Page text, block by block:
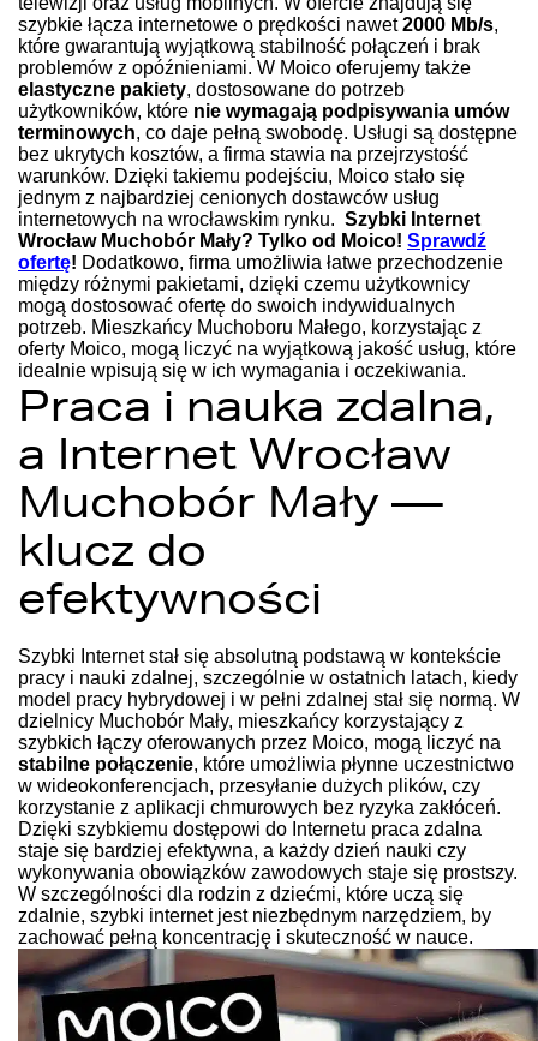
szybkie łącza internetowe o prędkości nawet2000 Mb/s,
które gwarantują wyjątkową stabilność połączeń i brak
problemów z opóźnieniami. W Moico oferujemy także
elastyczne pakiety, dostosowane do potrzeb
użytkowników, które nie wymagają podpisywania umów
terminowych, co daje pełną swobodę. Usługi są dostępne
bez ukrytych kosztów, a firma stawia na przejrzystość
warunków. Dzięki takiemu podejściu, Moico stało się
jednym z najbardziej cenionych dostawców usług
internetowych na wrocławskim rynku. Szybki Internet
Wrocław Muchobór Mały? Tylko od Moico! Sprawdź
ofertę! Dodatkowo, firma umożliwia łatwe przechodzenie
między różnymi pakietami, dzięki czemu użytkownicy
mogą dostosować ofertę do swoich indywidualnych
potrzeb. Mieszkańcy Muchoboru Małego, korzystając z
oferty Moico, mogą liczyć na wyjątkową jakość usług, które
idealnie wpisują się w ich wymagania i oczekiwania.
Praca i nauka zdalna,
a Internet Wrocław
Muchobór Mały —
klucz do
efektywności
Szybki Internet stał się absolutną podstawą w kontekście
pracy i nauki zdalnej, szczególnie w ostatnich latach, kiedy
model pracy hybrydowej i w pełni zdalnej stał się normą. W
dzielnicy Muchobór Mały, mieszkańcy korzystający z
szybkich łączy oferowanych przez Moico, mogą liczyć na
stabilne połączenie, które umożliwia płynne uczestnictwo
w wideokonferencjach, przesyłanie dużych plików, czy
korzystanie z aplikacji chmurowych bez ryzyka zakłóceń.
Dzięki szybkiemu dostępowi do Internetu praca zdalna
staje się bardziej efektywna, a każdy dzień nauki czy
wykonywania obowiązków zawodowych staje się prostszy.
W szczególności dla rodzin z dziećmi, które uczą się
zdalnie, szybki internet jest niezbędnym narzędziem, by
zachować pełną koncentrację i skuteczność w nauce.